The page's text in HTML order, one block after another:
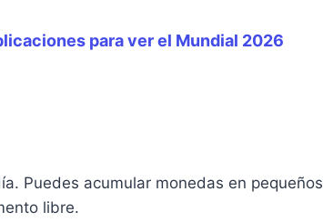
para ver el Mundial 2026
Puedes acumular monedas en pequeños
libre.